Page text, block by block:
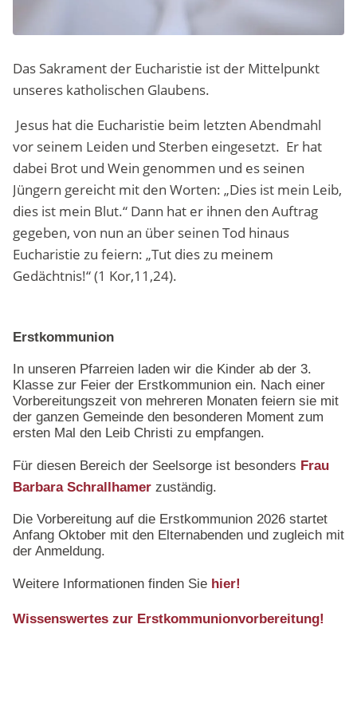
Das Sakrament der Eucharistie ist der Mittelpunkt
unseres katholischen Glaubens.
Jesus hat die Eucharistie beim letzten Abendmahl
vor seinem Leiden und Sterben eingesetzt. Er hat
dabei Brot und Wein genommen und es seinen
Jüngern gereicht mit den Worten: „Dies ist mein Leib,
dies ist mein Blut.“ Dann hat er ihnen den Auftrag
gegeben, von nun an über seinen Tod hinaus
Eucharistie zu feiern: „Tut dies zu meinem
Gedächtnis!“ (1 Kor,11,24).
Erstkommunion
In unseren Pfarreien laden wir die Kinder ab der 3.
Klasse zur Feier der Erstkommunion ein. Nach einer
Vorbereitungszeit von mehreren Monaten feiern sie mit
der ganzen Gemeinde den besonderen Moment zum
ersten Mal den Leib Christi zu empfangen.
Für diesen Bereich der Seelsorge ist besonders Frau
Barbara Schrallhamer zuständig.
Die Vorbereitung auf die Erstkommunion 2026 startet
Anfang Oktober mit den Elternabenden und zugleich mit
der Anmeldung.
Weitere Informationen finden Sie hier!
Wissenswertes zur Erstkommunionvorbereitung!